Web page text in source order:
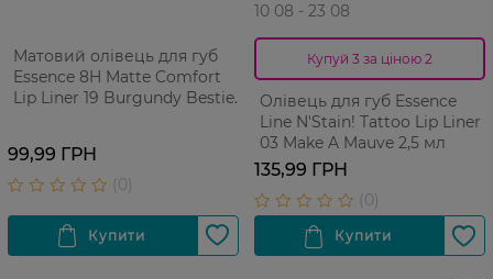
Матовий олівець для губ
Essence 8H Matte Comfort
Lip Liner 19 Burgundy Bestie
99,99 ГРН
10 08 - 23 08
Купуй 3 за ціною 2
Олівець для губ Essence
Line N'Stain! Tattoo Lip Liner
03 Make A Mauve 2,5 мл
135,99 ГРН